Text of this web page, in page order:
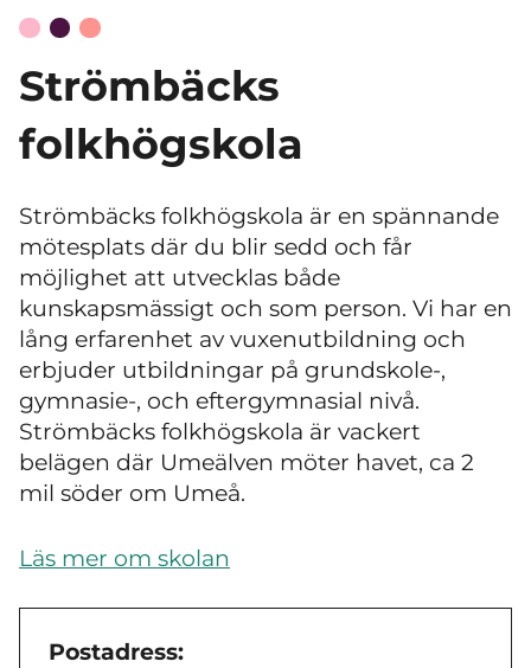
Strömbäcks
folkhögskola
Strömbäcks folkhögskola är en spännande
mötesplats där du blir sedd och får
möjlighet att utvecklas både
kunskapsmässigt och som person. Vi har en
lång erfarenhet av vuxenutbildning och
erbjuder utbildningar på grundskole-,
gymnasie-, och eftergymnasial nivå.
Strömbäcks folkhögskola är vackert
belägen där Umeälven möter havet, ca 2
mil söder om Umeå.
Läs mer om skolan
Postadress: